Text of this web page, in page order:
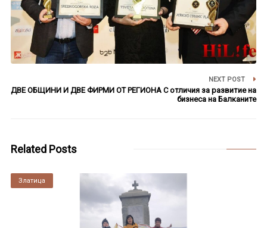
NEXT POST
ДВЕ ОБЩИНИ И ДВЕ ФИРМИ ОТ РЕГИОНА С отличия за развитие на
бизнеса на Балканите
Related Posts
Златица